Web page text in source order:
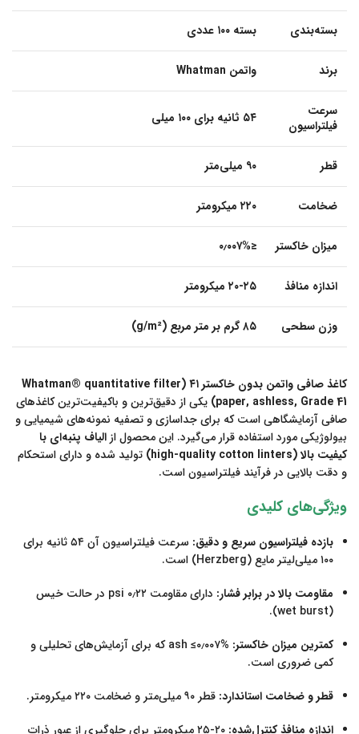
بسته‌بندی بسته ۱۰۰ عددی
برند واتمن Whatman
سرعت
فیلتراسیون
۵۴ ثانیه برای ۱۰۰ میلی‌
قطر ۹۰ میلی‌متر
ضخامت ۲۲۰ میکرومتر
میزان خاکستر ≤۰٫۰۰۷%
اندازه منافذ ۲۰-۲۵ میکرومتر
وزن سطحی ۸۵ گرم بر متر مربع (g/m²)
کاغذ صافی واتمن بدون خاکستر ۴۱ (Whatman® quantitative filter
paper, ashless, Grade 41) یکی از دقیق‌ترین و باکیفیت‌ترین کاغذهای
صافی آزمایشگاهی است که برای جداسازی و تصفیه نمونه‌های شیمیایی و
بیولوژیکی مورد استفاده قرار می‌گیرد. این محصول از الیاف پنبه‌ای با
کیفیت بالا (high-quality cotton linters)
تولید شده و دارای استحکام
و دقت بالایی در فرآیند فیلتراسیون است.
ویژگی‌های کلیدی
بازده فیلتراسیون سریع و دقیق:
سرعت فیلتراسیون آن ۵۴ ثانیه برای
۱۰۰ میلی‌لیتر مایع (Herzberg) است.
مقاومت بالا در برابر فشار:
دارای مقاومت ۰٫۲۲ psi در حالت خیس
(wet burst).
کمترین میزان خاکستر:
ash ≤۰٫۰۰۷% که برای آزمایش‌های تحلیلی و
کمی ضروری است.
قطر و ضخامت استاندارد: قطر ۹۰ میلی‌متر و ضخامت ۲۲۰ میکرومتر.
اندازه منافذ کنترل‌شده:
۲۰-۲۵ میکرومتر برای جلوگیری از عبور ذرات